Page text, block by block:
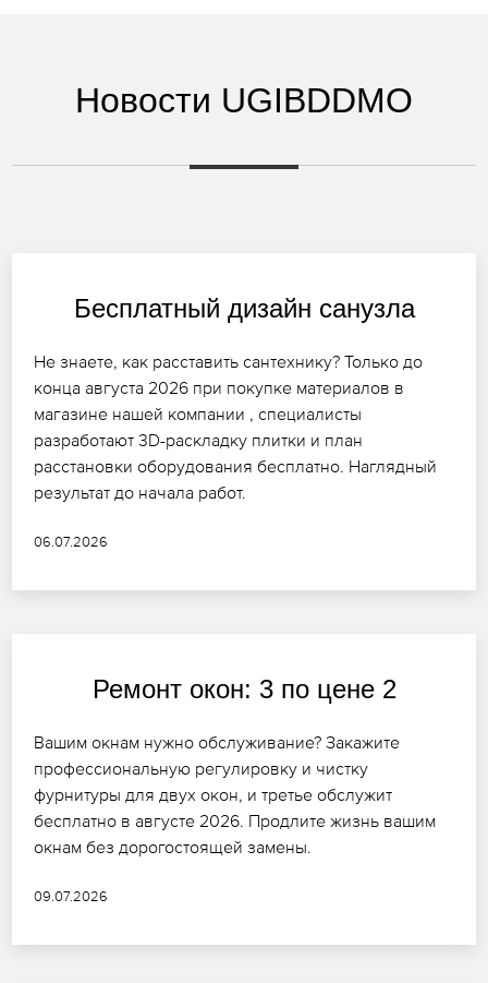
Новости UGIBDDMO
Бесплатный дизайн санузла
Не знаете, как расставить сантехнику? Только до
конца августа 2026 при покупке материалов в
магазине нашей компании , специалисты
разработают 3D-раскладку плитки и план
расстановки оборудования бесплатно. Наглядный
результат до начала работ.
06.07.2026
Ремонт окон: 3 по цене 2
Вашим окнам нужно обслуживание? Закажите
профессиональную регулировку и чистку
фурнитуры для двух окон, и третье обслужит
бесплатно в августе 2026. Продлите жизнь вашим
окнам без дорогостоящей замены.
09.07.2026